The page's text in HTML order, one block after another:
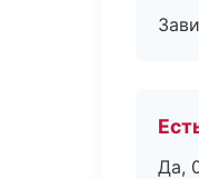
Да,